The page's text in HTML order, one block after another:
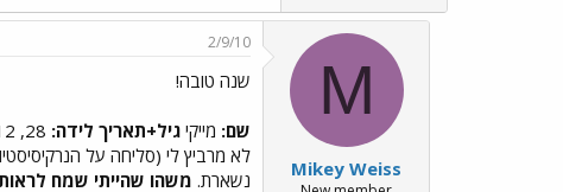
M
Mikey Weiss
2/9/10
שנה טובה!
שם: מייקי גיל+תאריך לידה:
לא מרביץ לי (סליחה על
נשארת. משהו שהייתי שמח